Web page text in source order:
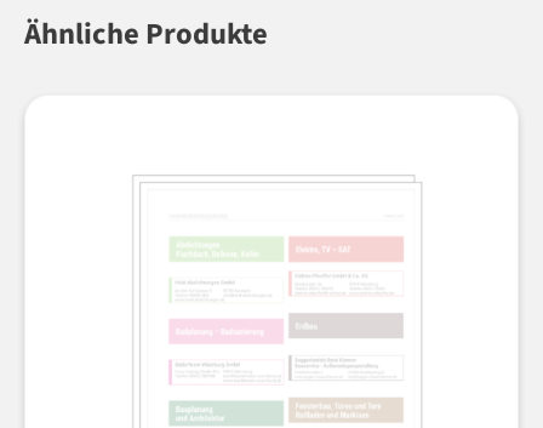
Ähnliche Produkte